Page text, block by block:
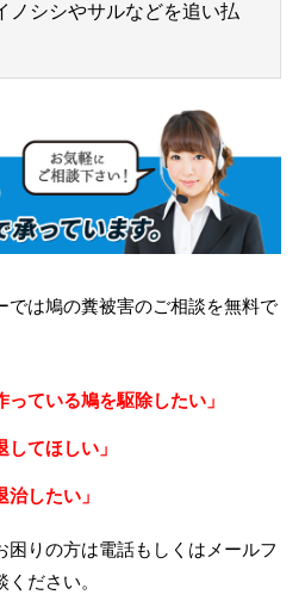
ノシシやサルなどを追い払
では鳩の糞被害のご相談を無料で
っている鳩を駆除したい」
してほしい」
治したい」
困りの方は電話もしくはメールフ
ださい。